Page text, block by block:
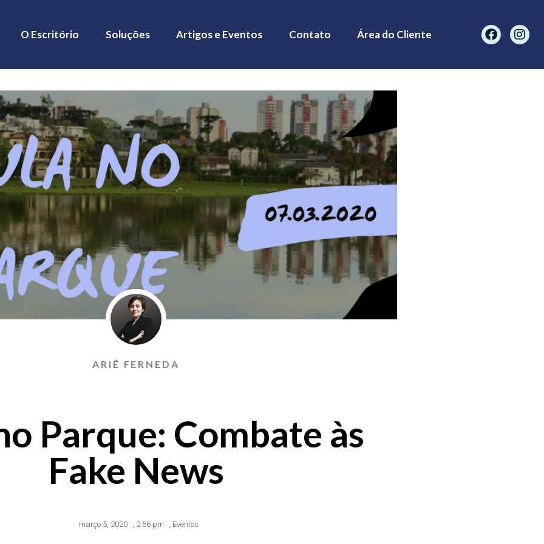
O Escritório Soluções Artigos e Eventos Contato Área do Cliente
ARIÊ FERNEDA
Parque: Combate às
Fake News
março 5, 2020 2:56 pm Eventos